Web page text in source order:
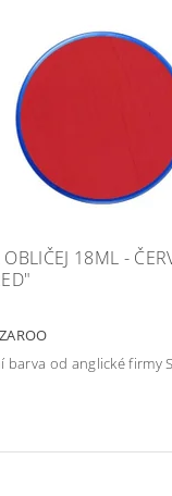
18ML -
barva od anglické firmy